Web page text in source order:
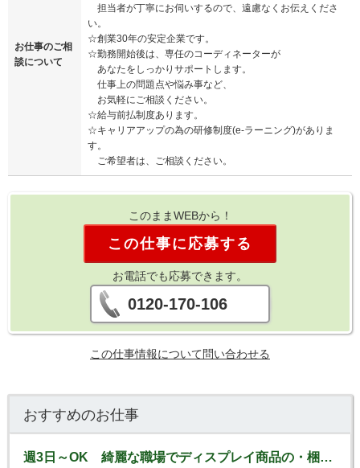
お仕事のご相
談について
担当者が丁寧にお伺いするので、遠慮なくお伝えくださ
い。
☆創業30年の安定企業です。
☆勤務開始後は、専任のコーディネーターが
あなたをしっかりサポートします。
仕事上の問題点や悩み事など、
お気軽にご相談ください。
☆給与前払制度あります。
☆キャリアアップの為の研修制度(e-ラーニング)がありま
す。
ご希望者は、ご相談ください。
このままWEBから！
この仕事に応募する
お電話でも応募できます。
0120-170-106
この仕事情報について問い合わせる
おすすめのお仕事
週3日～OK 綺麗な職場でディスプレイ商品の・梱包・検品！